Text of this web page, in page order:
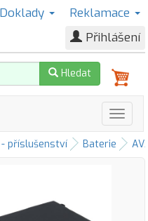
Doklady
Reklamace
Přihlášení
Hledat
příslušenství Baterie